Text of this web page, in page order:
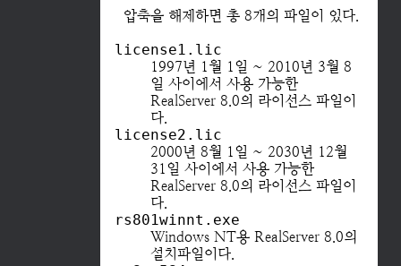
압축을 해제하면 총 8개의 파일이 있다.
license1.lic
1997년 1월 1일 ~ 2010년 3월 8
일 사이에서 사용 가능한
RealServer 8.0의 라이선스 파일이
다.
license2.lic
2000년 8월 1일 ~ 2030년 12월
31일 사이에서 사용 가능한
RealServer 8.0의 라이선스 파일이
다.
rs801winnt.exe
Windows NT용 RealServer 8.0의
설치파일이다.